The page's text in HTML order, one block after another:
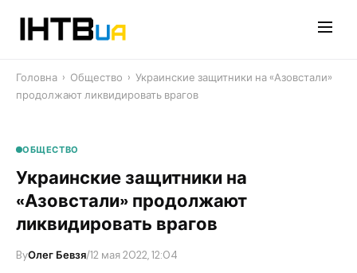
Головна › Общество › ​Украинские защитники на «Азовстали»
продолжают ликвидировать врагов
ОБЩЕСТВО
​Украинские защитники на
«Азовстали» продолжают
ликвидировать врагов
ByОлег Бевзя/12 мая 2022, 12:04